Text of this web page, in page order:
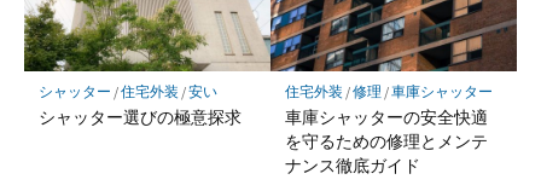
シャッター /住宅外装 /安い
シャッター選びの極意探求
住宅外装 /修理 /車庫シャッター
車庫シャッターの安全快適
を守るための修理とメンテ
ナンス徹底ガイド